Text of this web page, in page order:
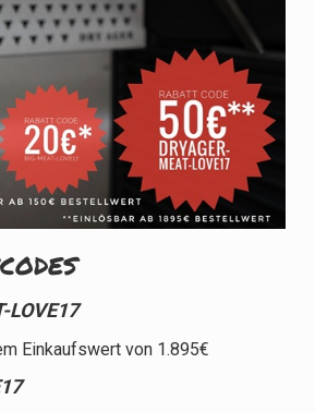
LOVE17
Einkaufswert von 1.895€